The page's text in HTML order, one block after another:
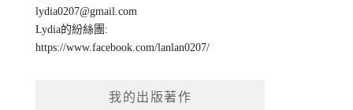
lydia0207@gmail.com
Lydia的紛絲團:
https://www.facebook.com/lanlan0207/
我的出版著作